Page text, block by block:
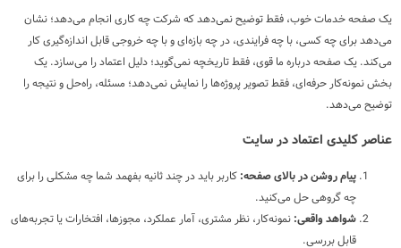
یک صفحه خدمات خوب، فقط توضیح نمی‌دهد که شرکت چه کاری انجام می‌دهد؛ نشان
می‌دهد برای چه کسی، با چه فرایندی، در چه بازه‌ای و با چه خروجی قابل اندازه‌گیری کار
می‌کند. یک صفحه درباره ما قوی، فقط تاریخچه نمی‌گوید؛ دلیل اعتماد را می‌سازد. یک
بخش نمونه‌کار حرفه‌ای، فقط تصویر پروژه‌ها را نمایش نمی‌دهد؛ مسئله، راه‌حل و نتیجه را
توضیح می‌دهد.
عناصر کلیدی اعتماد در سایت
پیام روشن در بالای صفحه: کاربر باید در چند ثانیه بفهمد شما چه مشکلی را برای
چه گروهی حل می‌کنید.
شواهد واقعی: نمونه‌کار، نظر مشتری، آمار عملکرد، مجوزها، افتخارات یا تجربه‌های
قابل بررسی.